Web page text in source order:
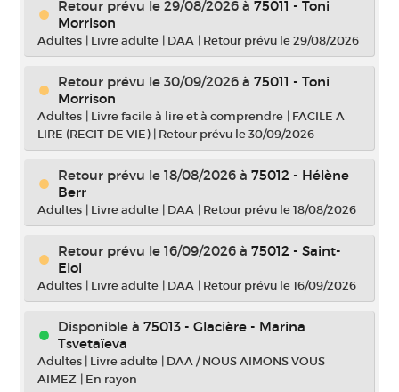
Retour prévu le 29/08/2026 à 75011 - Toni
Morrison
Adultes | Livre adulte | DAA | Retour prévu le 29/08/2026
Retour prévu le 30/09/2026 à 75011 - Toni
Morrison
Adultes | Livre facile à lire et à comprendre | FACILE A
LIRE (RECIT DE VIE) | Retour prévu le 30/09/2026
Retour prévu le 18/08/2026 à 75012 - Hélène
Berr
Adultes | Livre adulte | DAA | Retour prévu le 18/08/2026
Retour prévu le 16/09/2026 à 75012 - Saint-
Eloi
Adultes | Livre adulte | DAA | Retour prévu le 16/09/2026
Disponible à 75013 - Glacière - Marina
Tsvetaïeva
Adultes | Livre adulte | DAA / NOUS AIMONS VOUS
AIMEZ | En rayon